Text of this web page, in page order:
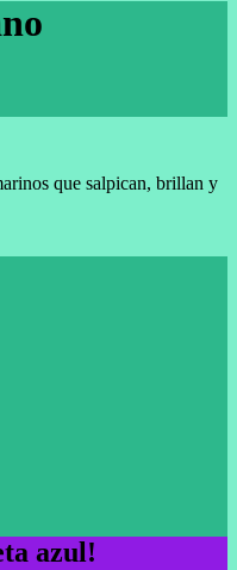
que salpican, brillan y
azul!